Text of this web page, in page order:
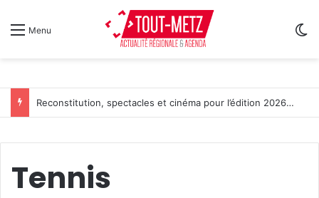
Menu
Reconstitution, spectacles et cinéma pour l’édition 2026 de « Ça tombe comme à Gravelotte »
Tennis